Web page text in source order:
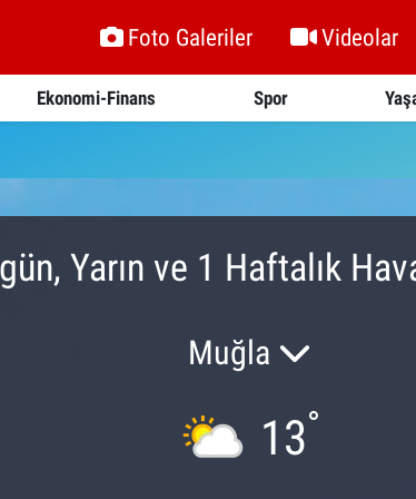
Foto Galeriler Videolar
Ekonomi-Finans Spor
Yarın ve 1 Haftalık
Muğla
13°